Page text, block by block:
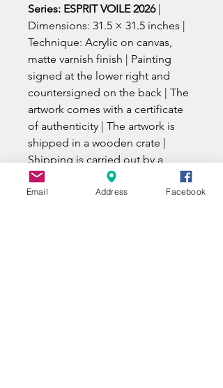
Series: ESPRIT VOILE 2026|
Dimensions: 31.5 × 31.5 inches |
Technique: Acrylic on canvas,
matte varnish finish | Painting
signed at the lower right and
countersigned on the back | The
artwork comes with a certificate
of authenticity | The artwork is
shipped in a wooden crate |
Shipping is carried out by a
specialized carrier with insurance
and tracking number.
Email Address Facebook